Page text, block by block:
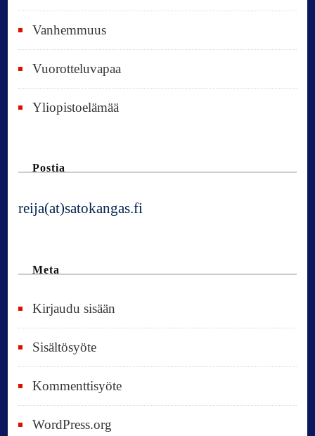
Vanhemmuus
Vuorotteluvapaa
Yliopistoelämää
Postia
reija(at)satokangas.fi
Meta
Kirjaudu sisään
Sisältösyöte
Kommenttisyöte
WordPress.org